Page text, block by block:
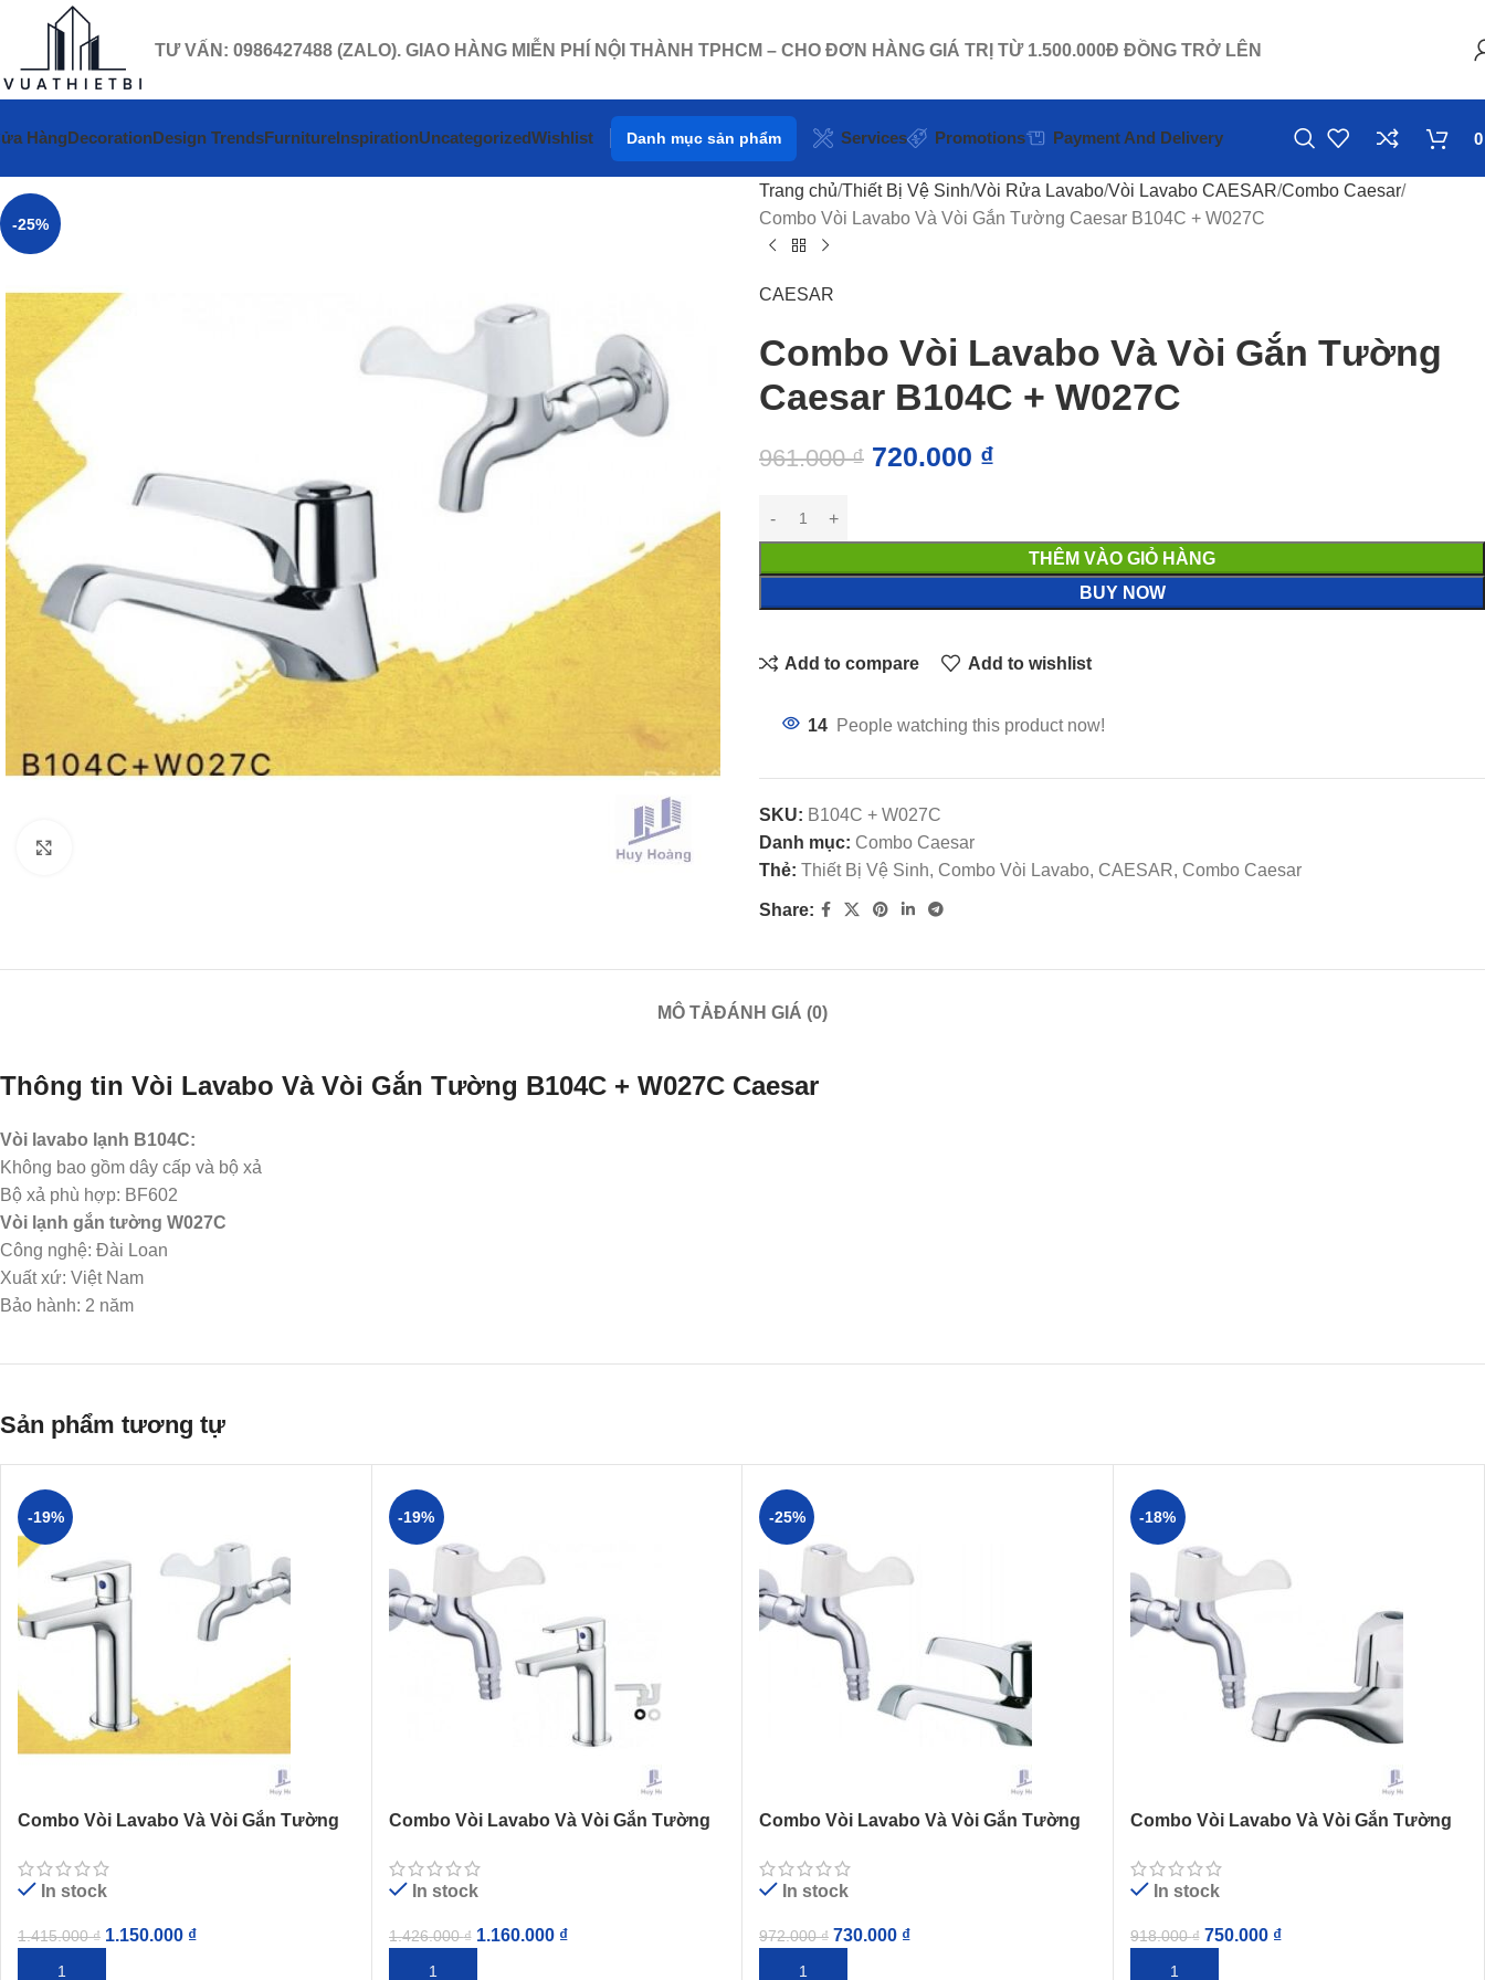
TƯ VẤN: 0986427488 (ZALO). GIAO HÀNG MIỄN PHÍ NỘI THÀNH TPHCM – CHO ĐƠN HÀNG GIÁ TRỊ TỪ 1.500.000Đ ĐỒNG TRỞ LÊN
HàngDecorationDesign TrendsFurnitureInspirationUncategorizedWishlist Danh mục sản phẩm Services Promotions Payment And Delivery
-25%
Trang chủ Thiết Bị Vệ Sinh Vòi Rửa Lavabo Vòi Lavabo CAESAR Combo Caesar
Combo Vòi Lavabo Và Vòi Gắn Tường Caesar B104C + W027C
CAESAR
Combo Vòi Lavabo Và Vòi Gắn Tường
Caesar B104C + W027C
961.000₫ 720.000 ₫
THÊM VÀO GIỎ HÀNG
BUY NOW
Add to compare Add to wishlist
14 People watching this product now!
SKU: B104C + W027C
Danh mục: Combo Caesar
Thẻ: Thiết Bị Vệ Sinh, Combo Vòi Lavabo, CAESAR, Combo Caesar
Share:
MÔ TẢĐÁNH GIÁ (0)
Thông tin Vòi Lavabo Và Vòi Gắn Tường B104C + W027C Caesar
Vòi lavabo lạnh B104C:
Không bao gồm dây cấp và bộ xả
Bộ xả phù hợp: BF602
Vòi lạnh gắn tường W027C
Công nghệ: Đài Loan
Xuất xứ: Việt Nam
Bảo hành: 2 năm
Sản phẩm tương tự
-19%
Combo Vòi Lavabo Và Vòi Gắn Tường
In stock
1.415.000₫ 1.150.000 ₫
THÊM VÀO GIỎ HÀNG
-19%
Combo Vòi Lavabo Và Vòi Gắn Tường
In stock
1.426.000₫ 1.160.000 ₫
THÊM VÀO GIỎ HÀNG
-25%
Combo Vòi Lavabo Và Vòi Gắn Tường
In stock
972.000₫ 730.000 ₫
THÊM VÀO GIỎ HÀNG
-18%
Combo Vòi Lavabo Và Vòi Gắn Tường
In stock
918.000₫ 750.000 ₫
THÊM VÀO GIỎ HÀNG